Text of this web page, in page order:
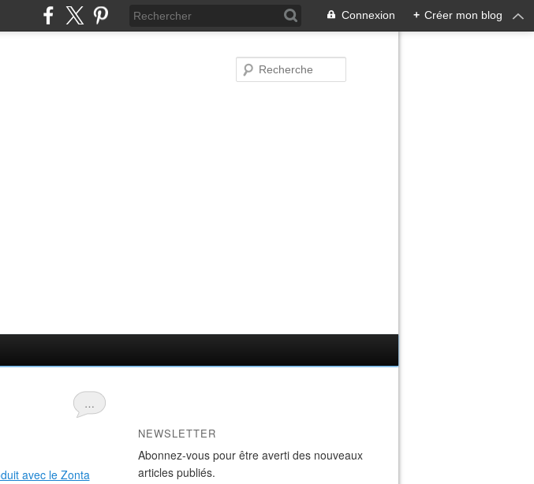
Connexion + Créer mon blog
…
NEWSLETTER
Abonnez-vous pour être averti des nouveaux
articles publiés.